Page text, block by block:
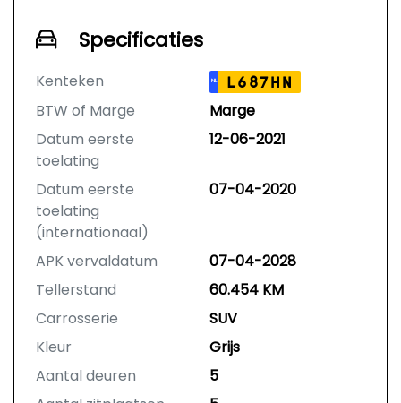
Specificaties
Kenteken NL L687HN
BTW of Marge
Marge
Datum eerste
toelating
12-06-2021
Datum eerste
toelating
(internationaal)
07-04-2020
APK vervaldatum
07-04-2028
Tellerstand
60.454 KM
Carrosserie
SUV
Kleur
Grijs
Aantal deuren
5